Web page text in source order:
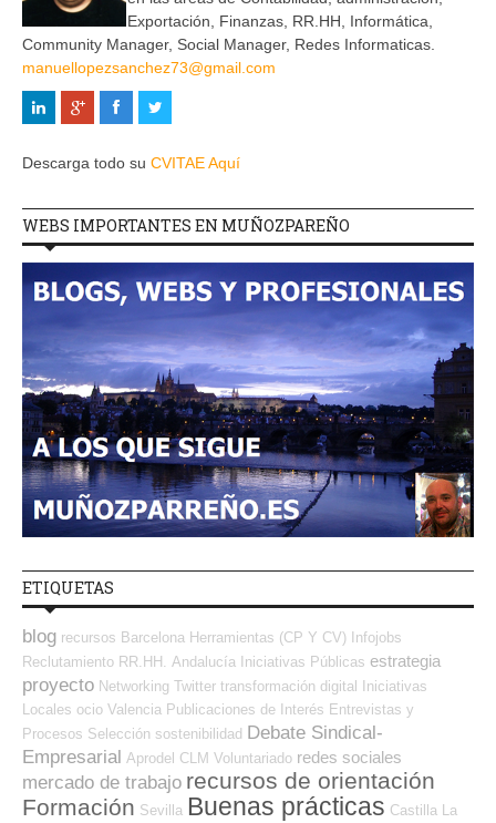
Exportación, Finanzas, RR.HH, Informática,
Community Manager, Social Manager, Redes Informaticas.
manuellopezsanchez73@gmail.com
Descarga todo su CVITAE Aquí
WEBS IMPORTANTES EN MUÑOZPAREÑO
ETIQUETAS
blog recursos Barcelona Herramientas (CP Y CV) Infojobs
Reclutamiento RR.HH. Andalucía Iniciativas Públicas estrategia
proyecto Networking Twitter transformación digital
Iniciativas
Locales ocio Valencia Publicaciones de Interés Entrevistas y
Procesos Selección sostenibilidad Debate Sindical-
Empresarial Aprodel CLM Voluntariado redes sociales
mercado de trabajo recursos de orientación
Formación Sevilla Buenas prácticas Castilla La